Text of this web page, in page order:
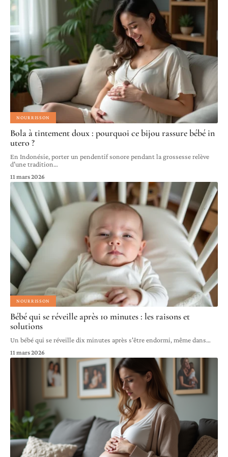
NOURRISSON
Bola à tintement doux : pourquoi ce bijou rassure bébé in
utero ?
En Indonésie, porter un pendentif sonore pendant la grossesse relève
d'une tradition…
11 mars 2026
NOURRISSON
Bébé qui se réveille après 10 minutes : les raisons et
solutions
Un bébé qui se réveille dix minutes après s'être endormi, même dans…
11 mars 2026